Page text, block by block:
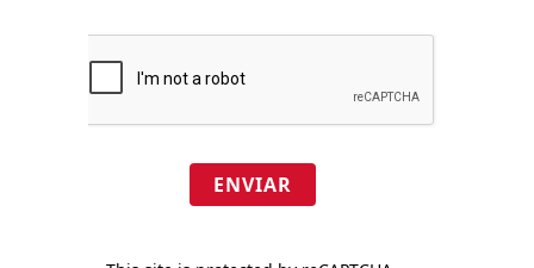
ENVIAR